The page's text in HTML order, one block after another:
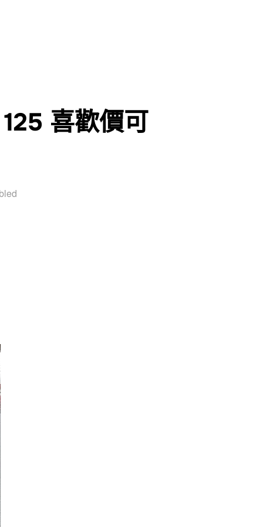
喜歡價可
125 喜歡價可議 ZG142”